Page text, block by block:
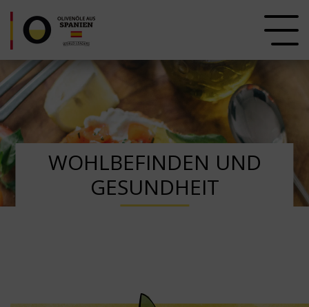
WOHLBEFINDEN UND
GESUNDHEIT